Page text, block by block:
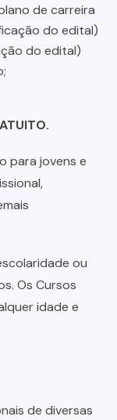
de carreira
do edital)
do edital)
para jovens e
ou
Os Cursos
idade e
de diversas